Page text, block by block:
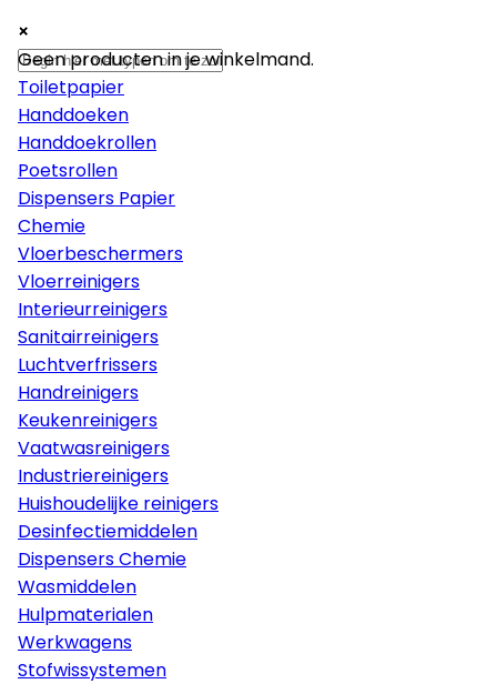
×
Papier
Toiletpapier
Handdoeken
Handdoekrollen
Poetsrollen
Dispensers Papier
Chemie
Vloerbeschermers
Vloerreinigers
Interieurreinigers
Sanitairreinigers
Luchtverfrissers
Handreinigers
Keukenreinigers
Vaatwasreinigers
Industriereinigers
Huishoudelijke reinigers
Desinfectiemiddelen
Dispensers Chemie
Wasmiddelen
Hulpmaterialen
Werkwagens
Stofwissystemen
×
×
Geen producten in je winkelmand.